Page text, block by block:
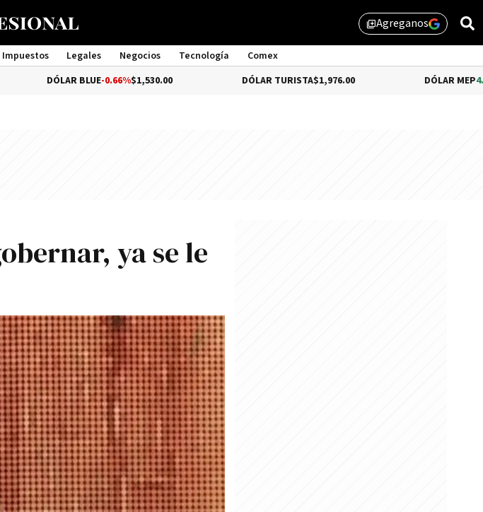
library_addAgreganos
Impuestos Legales Negocios Tecnología
Comex
DÓLAR BLUE-0.66%$1,530.00 DÓLAR TURISTA$1,976.00 DÓLAR MEP4.35%
ya se le